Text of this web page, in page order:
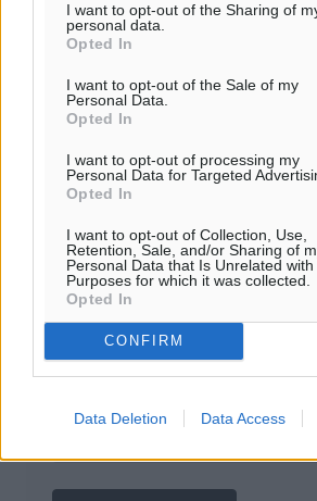
I want to opt-out of the Sharing of
personal data.
Opted In
I want to opt-out of the Sale of my
Personal Data.
Opted In
I want to opt-out of processing my
Personal Data for Targeted
Opted In
I want to opt-out of Collection, Use,
Retention, Sale, and/or Sharing of
Personal Data that Is Unrelated
Purposes for which it was collected.
Opted In
CONFIRM
Data Deletion Data Access
Πρέπει να συμπληρωθούν όλα τα
υποβολή του σχολίου.
Όνοματεπώνυμο Email
Φύλαξε τα στοιχεία μου για